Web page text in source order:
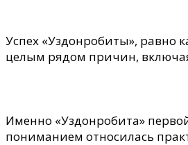
Успех «Уздонробиты», равно
целым рядом причин,
Именно «Уздонробита»
пониманием относилась